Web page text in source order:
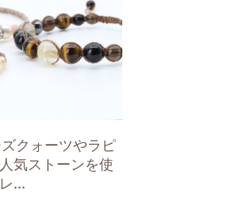
クォーツやラピ
気ストーンを使
...